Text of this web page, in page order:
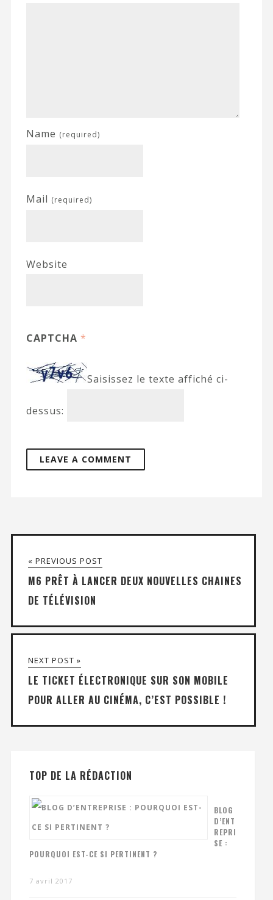
Name (required)
Mail (required)
Website
CAPTCHA *
Saisissez le texte affiché ci-
dessus:
« PREVIOUS POST
M6 PRÊT À LANCER DEUX NOUVELLES CHAINES
DE TÉLÉVISION
NEXT POST »
LE TICKET ÉLECTRONIQUE SUR SON MOBILE
POUR ALLER AU CINÉMA, C’EST POSSIBLE !
TOP DE LA RÉDACTION
BLOG
D’ENT
REPRI
SE :
POURQUOI EST-CE SI PERTINENT ?
7 avril 2017